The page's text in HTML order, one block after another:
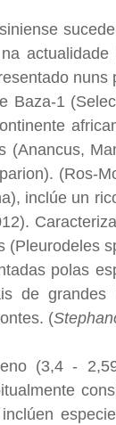
Baza-1
(Anancus,
(Ros-
inclúe un
(Pleurodeles
polas
de
(
(3,4 -